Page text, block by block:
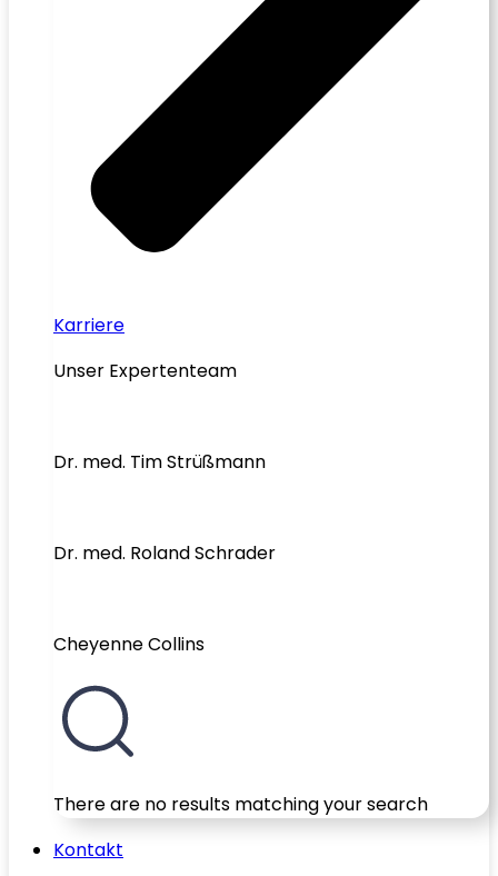
Karriere
Unser Expertenteam
Dr. med. Tim Strüßmann
Dr. med. Roland Schrader
Cheyenne Collins
There are no results matching your search
Kontakt